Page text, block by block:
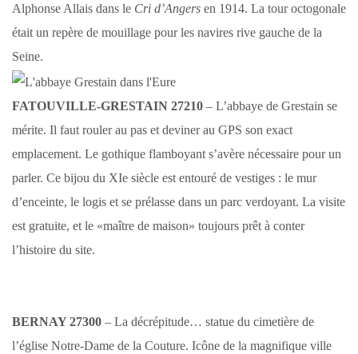
Alphonse Allais dans le Cri d’Angers en 1914. La tour octogonale
était un repère de mouillage pour les navires rive gauche de la
Seine.
FATOUVILLE-GRESTAIN 27210 – L’abbaye de Grestain se
mérite. Il faut rouler au pas et deviner au GPS son exact
emplacement. Le gothique flamboyant s’avère nécessaire pour un
parler. Ce bijou du XIe siècle est entouré de vestiges : le mur
d’enceinte, le logis et se prélasse dans un parc verdoyant. La visite
est gratuite, et le «maître de maison» toujours prêt à conter
l’histoire du site.
BERNAY 27300 – La décrépitude… statue du cimetière de
l’église Notre-Dame de la Couture. Icône de la magnifique ville